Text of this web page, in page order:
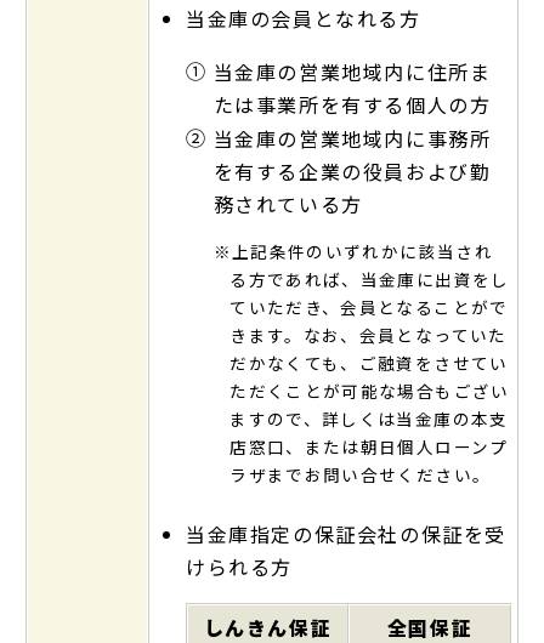
当金庫の会員となれる方
① 当金庫の営業地域内に住所ま
たは事業所を有する個人の方
② 当金庫の営業地域内に事務所
を有する企業の役員および勤
務されている方
※上記条件のいずれかに該当され
る方であれば、当金庫に出資をし
ていただき、会員となることがで
きます。なお、会員となっていた
だかなくても、ご融資をさせてい
ただくことが可能な場合もござい
ますので、詳しくは当金庫の本支
店窓口、または朝日個人ローンプ
ラザまでお問い合せください。
当金庫指定の保証会社の保証を受
けられる方
しんきん保証
全国保証